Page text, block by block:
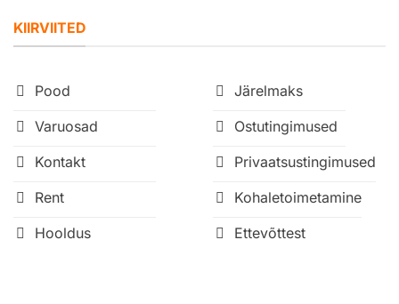
KIIRVIITED
Pood
Varuosad
Kontakt
Rent
Hooldus
Järelmaks
Ostutingimused
Privaatsustingimused
Kohaletoimetamine
Ettevõttest